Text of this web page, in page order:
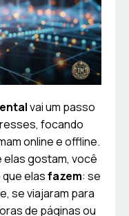
vai um passo
focando
online e offline.
elas gostam, você
elasfazem: se
se viajaram para
de páginas ou